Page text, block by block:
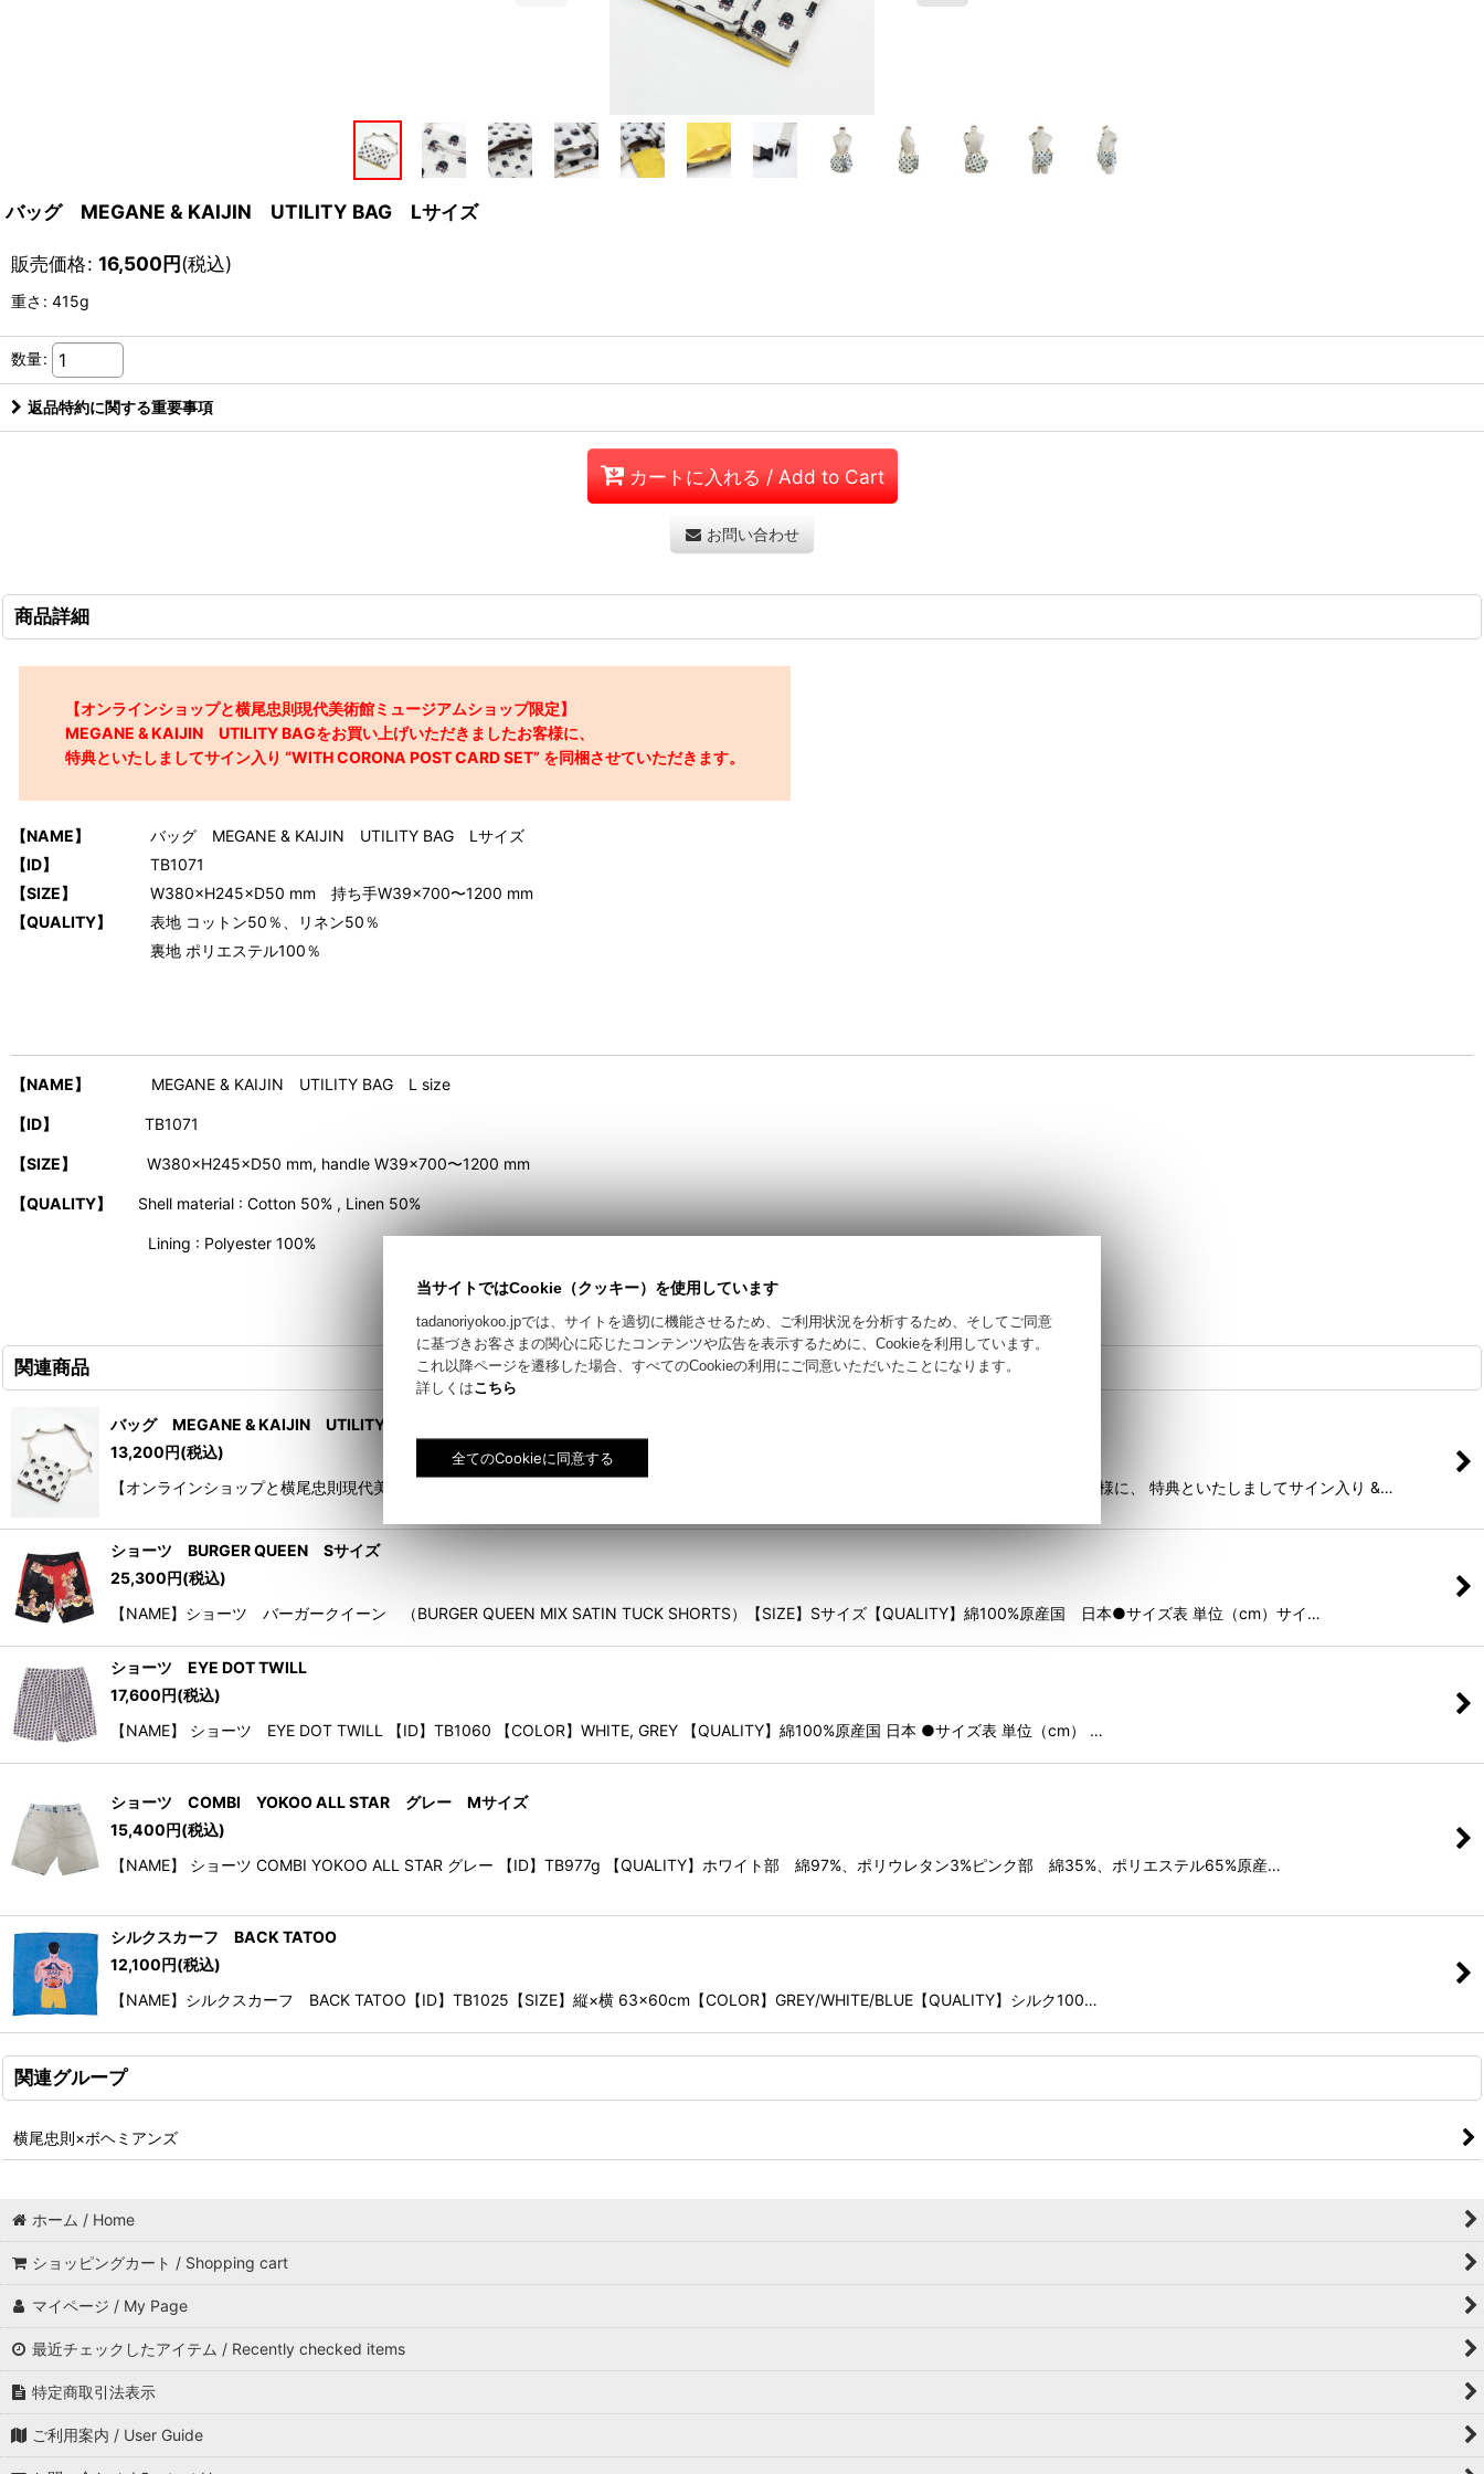
バッグ MEGANE & KAIJIN UTILITY BAG Lサイズ
販売価格: 16,500円(税込)
重さ : 415g
数量:
返品特約に関する重要事項
カートに入れる / Add to Cart
お問い合わせ
商品詳細
【オンラインショップと横尾忠則現代美術館ミュージアムショップ限定】
MEGANE & KAIJIN UTILITY BAGをお買い上げいただきましたお客様に、
特典といたしましてサイン入り “WITH CORONA POST CARD SET” を同梱させていただきます。
【NAME】
バッグ MEGANE & KAIJIN UTILITY BAG Lサイズ
【ID】
TB1071
【SIZE】
W380×H245×D50 mm 持ち手W39×700〜1200 mm
【QUALITY】
表地 コットン50％、リネン50％
裏地 ポリエステル100％
【NAME】 MEGANE & KAIJIN UTILITY BAG L size
【ID】 TB1071
【SIZE】 W380×H245×D50 mm, handle W39×700〜1200 mm
【QUALITY】 Shell material : Cotton 50% , Linen 50%
Lining : Polyester 100%
関連商品
バッグ MEGANE & KAIJIN UTILITY BAG Sサイズ
13,200円(税込)
【オンラインショップと横尾忠則現代美術館ミュージアムショップ限定】 MEGANE & KAIJIN UTILITY BAGをお買い上げいただきましたお客様に、 特典といたしましてサイン入り &…
ショーツ BURGER QUEEN Sサイズ
25,300円(税込)
【NAME】ショーツ バーガークイーン （BURGER QUEEN MIX SATIN TUCK SHORTS）【SIZE】Sサイズ【QUALITY】綿100%原産国 日本●サイズ表 単位（cm）サイ…
ショーツ EYE DOT TWILL
17,600円(税込)
【NAME】 ショーツ EYE DOT TWILL 【ID】TB1060 【COLOR】WHITE, GREY 【QUALITY】綿100%原産国 日本 ●サイズ表 単位（cm） …
ショーツ COMBI YOKOO ALL STAR グレー Mサイズ
15,400円(税込)
【NAME】 ショーツ COMBI YOKOO ALL STAR グレー 【ID】TB977g 【QUALITY】ホワイト部 綿97%、ポリウレタン3%ピンク部 綿35%、ポリエステル65%原産…
シルクスカーフ BACK TATOO
12,100円(税込)
【NAME】シルクスカーフ BACK TATOO【ID】TB1025【SIZE】縦×横 63×60cm【COLOR】GREY/WHITE/BLUE【QUALITY】シルク100…
関連グループ
横尾忠則×ボヘミアンズ
ホーム / Home
ショッピングカート / Shopping cart
マイページ / My Page
最近チェックしたアイテム / Recently checked items
特定商取引法表示
ご利用案内 / User Guide
当サイトではCookie（クッキー）を使用しています
tadanoriyokoo.jpでは、サイトを適切に機能させるため、ご利用状況を分析するため、そしてご同意
に基づきお客さまの関心に応じたコンテンツや広告を表示するために、Cookieを利用しています。
これ以降ページを遷移した場合、すべてのCookieの利用にご同意いただいたことになります。
詳しくはこちら